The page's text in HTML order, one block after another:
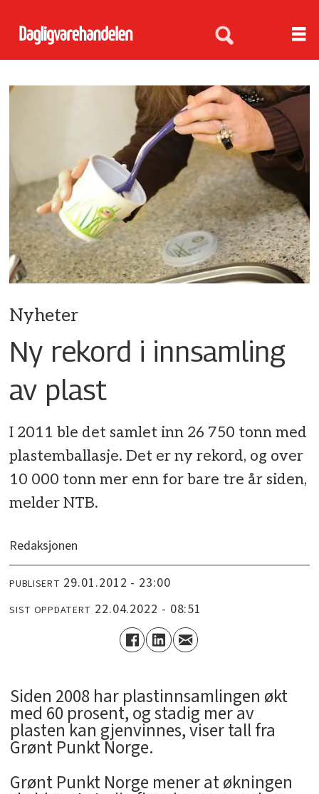
Nyheter
Ny rekord i innsamling
av plast
I 2011 ble det samlet inn 26 750 tonn med
plastemballasje. Det er ny rekord, og over
10 000 tonn mer enn for bare tre år siden,
melder NTB.
Redaksjonen
PUBLISERT 29.01.2012 - 23:00
SIST OPPDATERT 22.04.2022 - 08:51
Siden 2008 har plastinnsamlingen økt
med 60 prosent, og stadig mer av
plasten kan gjenvinnes, viser tall fra
Grønt Punkt Norge.
Grønt Punkt Norge mener at økningen